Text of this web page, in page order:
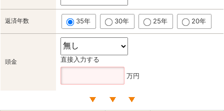
返済年数 35年 30年 25年 20年
頭金 直接入力する
万円